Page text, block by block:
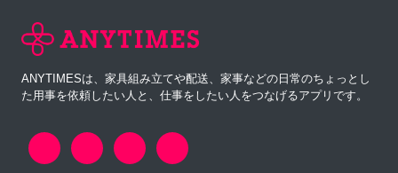
ANYTIMESは、家具組み立てや配送、家事などの日常のちょっとし
た用事を依頼したい人と、仕事をしたい人をつなげるアプリです。